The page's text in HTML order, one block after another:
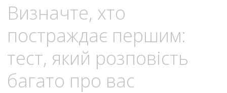
Визначте, хто
постраждає першим:
тест, який розповість
багато про вас